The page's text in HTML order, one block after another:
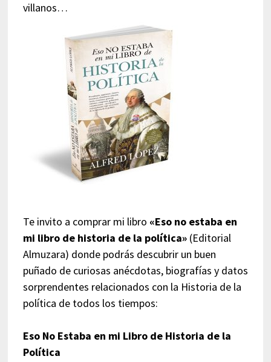
villanos…
Te invito a comprar mi libro «Eso no estaba en
mi libro de historia de la política»(Editorial
Almuzara) donde podrás descubrir un buen
puñado de curiosas anécdotas, biografías y datos
sorprendentes relacionados con la Historia de la
política de todos los tiempos:
Eso No Estaba en mi Libro de Historia de la
Política